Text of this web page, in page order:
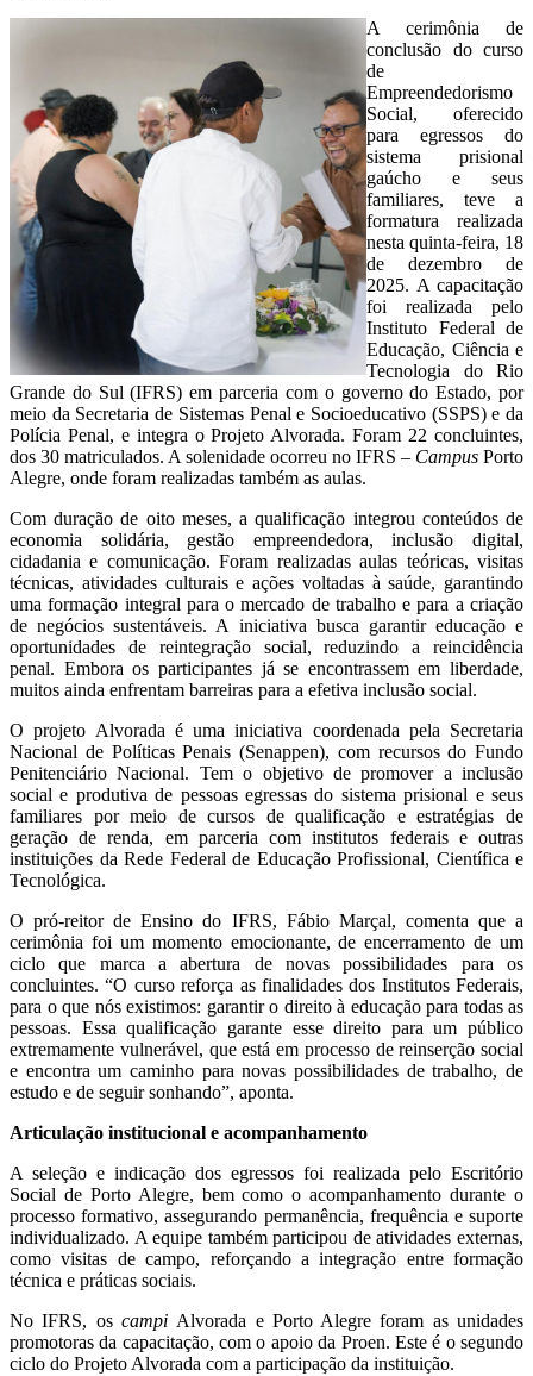
A cerimônia de
conclusão do curso
de
Empreendedorismo
Social, oferecido
para egressos do
sistema prisional
gaúcho e seus
familiares, teve a
formatura realizada
nesta quinta-feira, 18
de dezembro de
2025. A capacitação
foi realizada pelo
Instituto Federal de
Educação, Ciência e
Tecnologia do Rio
Grande do Sul (IFRS) em parceria com o governo do Estado, por
meio da Secretaria de Sistemas Penal e Socioeducativo (SSPS) e da
Polícia Penal, e integra o Projeto Alvorada. Foram 22 concluintes,
dos 30 matriculados. A solenidade ocorreu no IFRS – Campus Porto
Alegre, onde foram realizadas também as aulas.
Com duração de oito meses, a qualificação integrou conteúdos de
economia solidária, gestão empreendedora, inclusão digital,
cidadania e comunicação. Foram realizadas aulas teóricas, visitas
técnicas, atividades culturais e ações voltadas à saúde, garantindo
uma formação integral para o mercado de trabalho e para a criação
de negócios sustentáveis. A iniciativa busca garantir educação e
oportunidades de reintegração social, reduzindo a reincidência
penal. Embora os participantes já se encontrassem em liberdade,
muitos ainda enfrentam barreiras para a efetiva inclusão social.
O projeto Alvorada é uma iniciativa coordenada pela Secretaria
Nacional de Políticas Penais (Senappen), com recursos do Fundo
Penitenciário Nacional. Tem o objetivo de promover a inclusão
social e produtiva de pessoas egressas do sistema prisional e seus
familiares por meio de cursos de qualificação e estratégias de
geração de renda, em parceria com institutos federais e outras
instituições da Rede Federal de Educação Profissional, Científica e
Tecnológica.
O pró-reitor de Ensino do IFRS, Fábio Marçal, comenta que a
cerimônia foi um momento emocionante, de encerramento de um
ciclo que marca a abertura de novas possibilidades para os
concluintes. “O curso reforça as finalidades dos Institutos Federais,
para o que nós existimos: garantir o direito à educação para todas as
pessoas. Essa qualificação garante esse direito para um público
extremamente vulnerável, que está em processo de reinserção social
e encontra um caminho para novas possibilidades de trabalho, de
estudo e de seguir sonhando”, aponta.
Articulação institucional e acompanhamento
A seleção e indicação dos egressos foi realizada pelo Escritório
Social de Porto Alegre, bem como o acompanhamento durante o
processo formativo, assegurando permanência, frequência e suporte
individualizado. A equipe também participou de atividades externas,
como visitas de campo, reforçando a integração entre formação
técnica e práticas sociais.
No IFRS, os campiAlvorada e Porto Alegre foram as unidades
promotoras da capacitação, com o apoio da Proen. Este é o segundo
ciclo do Projeto Alvorada com a participação da instituição.